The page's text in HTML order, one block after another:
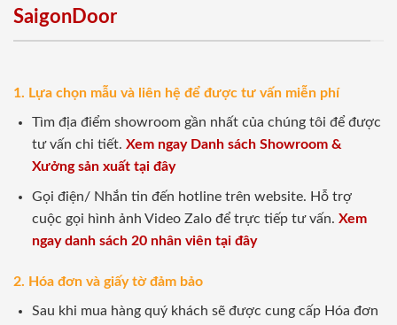
SaigonDoor
1. Lựa chọn mẫu và liên hệ để được tư vấn miễn phí
Tìm địa điểm showroom gần nhất của chúng tôi để được
tư vấn chi tiết. Xem ngay Danh sách Showroom &
Xưởng sản xuất tại đây
Gọi điện/ Nhắn tin đến hotline trên website. Hỗ trợ
cuộc gọi hình ảnh Video Zalo để trực tiếp tư vấn. Xem
ngay danh sách 20 nhân viên tại đây
2. Hóa đơn và giấy tờ đảm bảo
Sau khi mua hàng quý khách sẽ được cung cấp Hóa đơn